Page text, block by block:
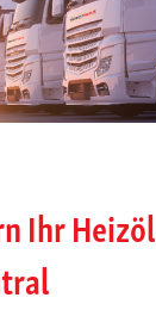
Ihr Heizöl